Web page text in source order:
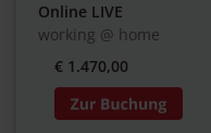
Online LIVE
working @ home
€ 1.470,00